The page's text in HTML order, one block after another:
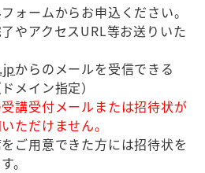
ォームからお申込ください。
やアクセスURL等お送りいた
からのメールを受信できる
メイン指定）
講受付メールまたは招待状が
ただけません。
ご用意できた方には招待状を
。